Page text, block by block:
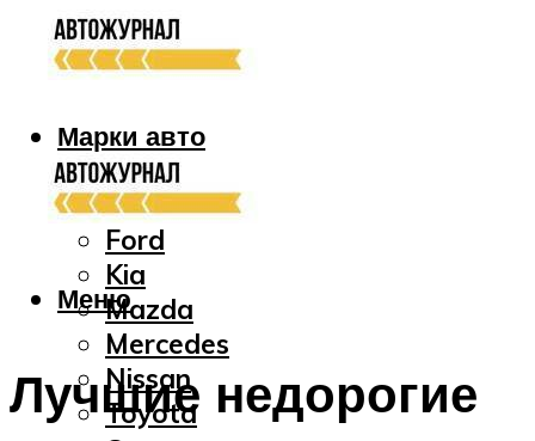
Марки авто
Audi
Bmw
Ford
Kia
Mazda
Mercedes
Nissan
Toyota
Меню
Лучшие недорогие